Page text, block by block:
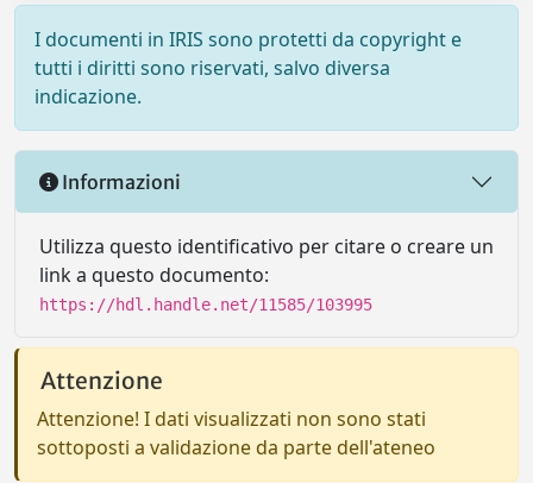
I documenti in IRIS sono protetti da copyright e
tutti i diritti sono riservati, salvo diversa
indicazione.
Informazioni
Utilizza questo identificativo per citare o creare un
link a questo documento:
https://hdl.handle.net/11585/103995
Attenzione
Attenzione! I dati visualizzati non sono stati
sottoposti a validazione da parte dell'ateneo